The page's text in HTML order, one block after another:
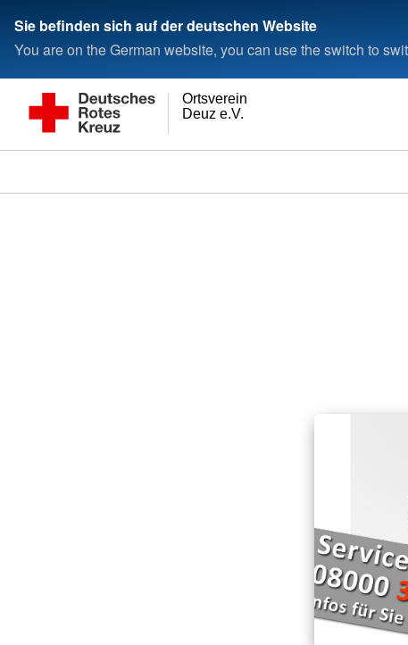
Sie befinden sich auf der deutschen Website
You are on the German website, you can use the switch to
Deuz e.V.
Ortsverein